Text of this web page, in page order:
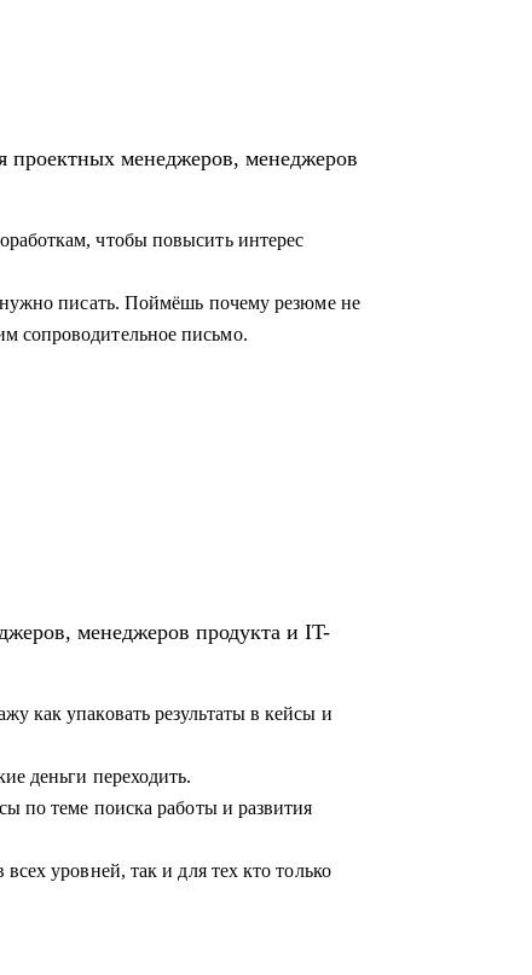
её достижения
бизнес кейс
проектным менеджерам
проектных менеджеров, менеджеров
чтобы повысить интерес
писать. Поймёшь почему резюме не
сопроводительное письмо.
менеджеров продукта и IT-
как упаковать результаты в кейсы и
деньги переходить.
по теме поиска работы и развития
уровней, так и для тех кто только